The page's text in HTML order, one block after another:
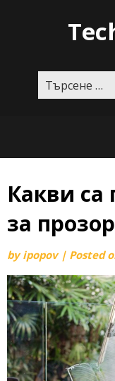
Какви са
за
byipopov | Posted